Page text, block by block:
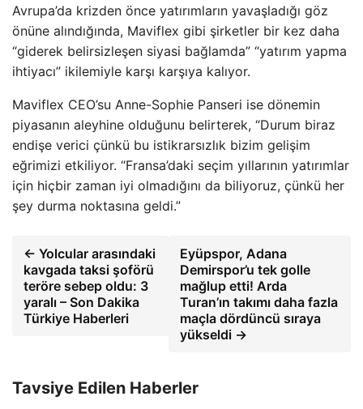
Avrupa’da krizden önce yatırımların yavaşladığı göz
önüne alındığında, Maviflex gibi şirketler bir kez daha
“giderek belirsizleşen siyasi bağlamda” “yatırım yapma
ihtiyacı” ikilemiyle karşı karşıya kalıyor.
Maviflex CEO’su Anne-Sophie Panseri ise dönemin
piyasanın aleyhine olduğunu belirterek, “Durum biraz
endişe verici çünkü bu istikrarsızlık bizim gelişim
eğrimizi etkiliyor. “Fransa’daki seçim yıllarının yatırımlar
için hiçbir zaman iyi olmadığını da biliyoruz, çünkü her
şey durma noktasına geldi.”
← Yolcular arasındaki
kavgada taksi şoförü
teröre sebep oldu: 3
yaralı – Son Dakika
Türkiye Haberleri
Eyüpspor, Adana
Demirspor’u tek golle
mağlup etti! Arda
Turan’ın takımı daha fazla
maçla dördüncü sıraya
yükseldi →
Tavsiye Edilen Haberler